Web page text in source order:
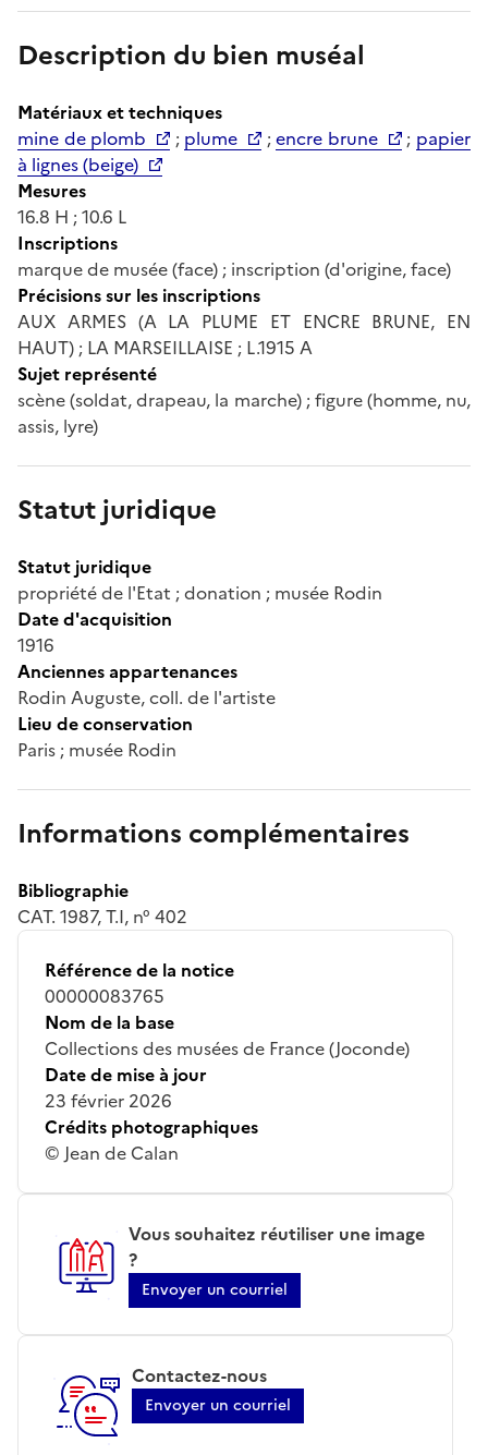
Description du bien muséal
Matériaux et techniques
mine de plomb
; plume ;encre brune ; papier
à lignes (beige)
Mesures
16.8 H ; 10.6 L
Inscriptions
marque de musée (face) ; inscription (d'origine, face)
Précisions sur les inscriptions
AUX ARMES (A LA PLUME ET ENCRE BRUNE, EN
HAUT) ; LA MARSEILLAISE ; L.1915 A
Sujet représenté
scène (soldat, drapeau, la marche) ; figure (homme, nu,
assis, lyre)
Statut juridique
Statut juridique
propriété de l'Etat ; donation ; musée Rodin
Date d'acquisition
1916
Anciennes appartenances
Rodin Auguste, coll. de l'artiste
Lieu de conservation
Paris ; musée Rodin
Informations complémentaires
Bibliographie
CAT. 1987, T.I, n° 402
Référence de la notice
00000083765
Nom de la base
Collections des musées de France (Joconde)
Date de mise à jour
23 février 2026
Crédits photographiques
© Jean de Calan
Vous souhaitez réutiliser une image
?
Envoyer un courriel
Contactez-nous
Envoyer un courriel